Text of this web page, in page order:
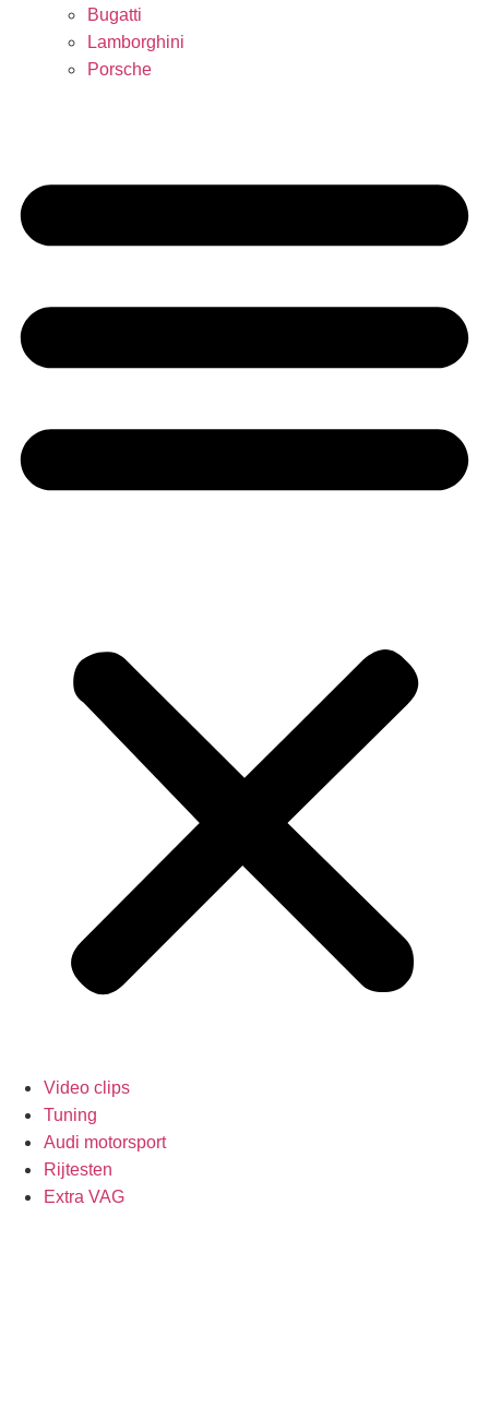
Bugatti
Lamborghini
Porsche
Video clips
Tuning
Audi motorsport
Rijtesten
Extra VAG